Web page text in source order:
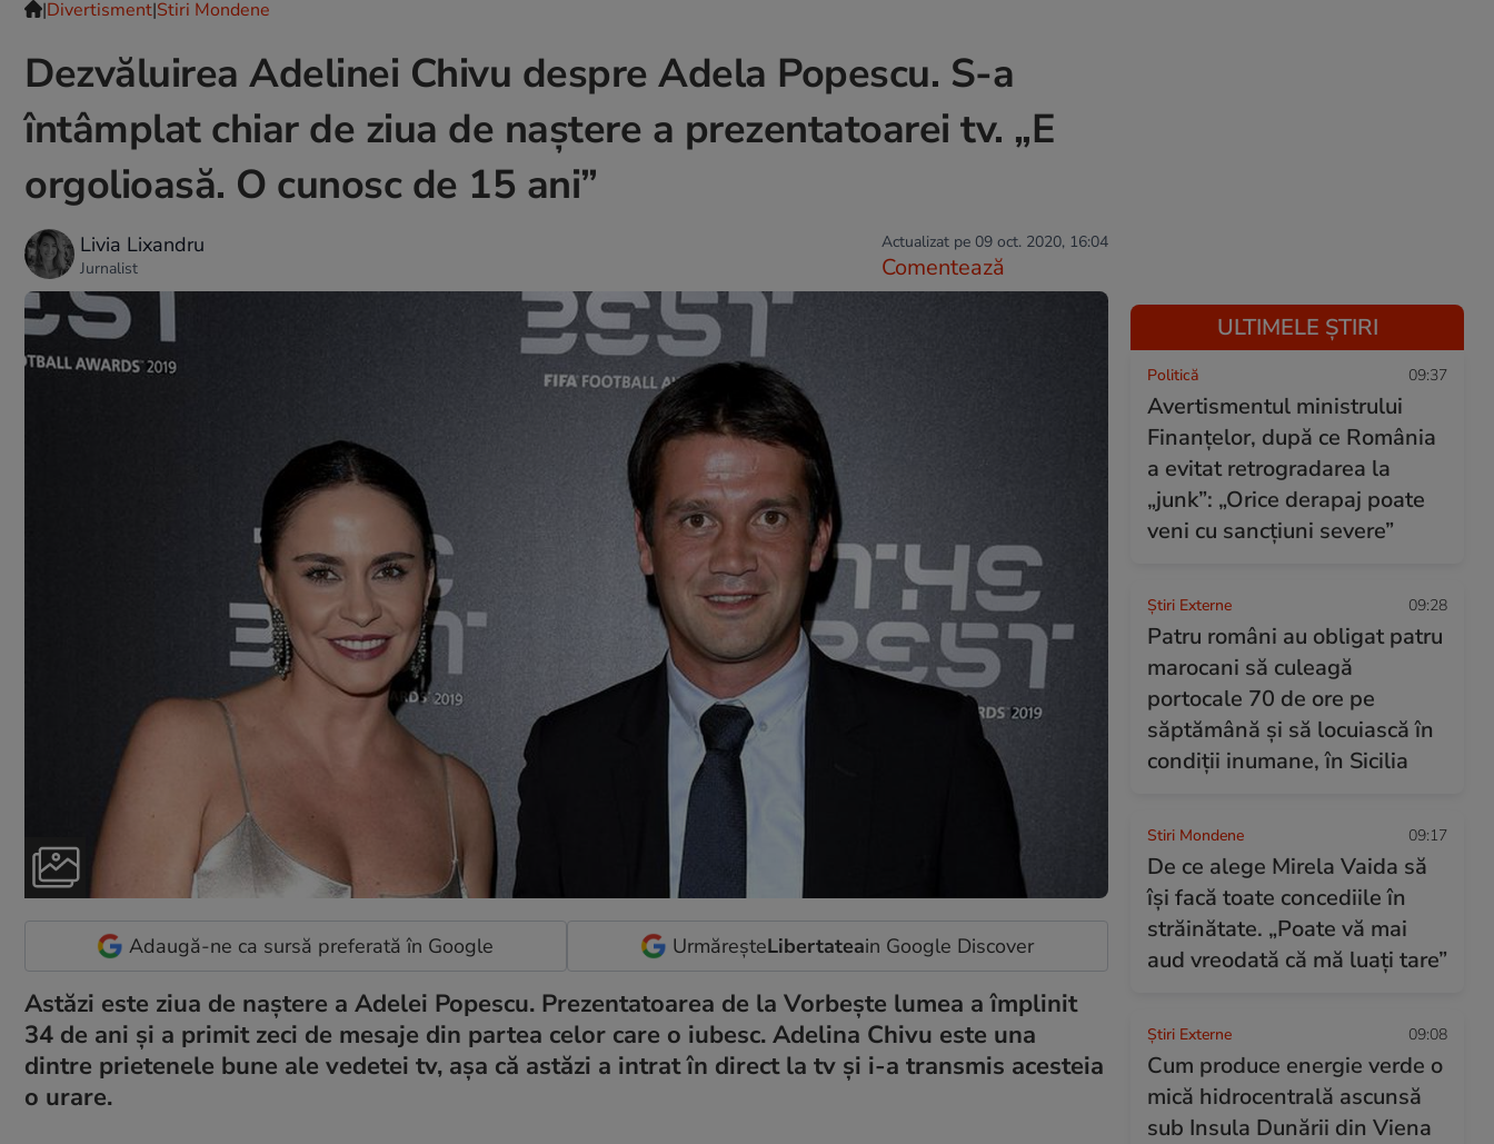
|Divertisment|Stiri Mondene
Dezvăluirea Adelinei Chivu despre Adela Popescu. S-a
întâmplat chiar de ziua de naștere a prezentatoarei tv. „E
orgolioasă. O cunosc de 15 ani”
Livia Lixandru
Jurnalist
Actualizat pe 09 oct. 2020, 16:04
Comentează
Adaugă-ne ca sursă preferată în Google UrmăreșteLibertateain Google Discover
Astăzi este ziua de naștere a Adelei Popescu. Prezentatoarea de la Vorbește lumea a împlinit
34 de ani și a primit zeci de mesaje din partea celor care o iubesc. Adelina Chivu este una
dintre prietenele bune ale vedetei tv, așa că astăzi a intrat în direct la tv și i-a transmis acesteia
o urare.
ULTIMELE ȘTIRI
Politică 09:37
Avertismentul ministrului
Finanțelor, după ce România
a evitat retrogradarea la
„junk”: „Orice derapaj poate
veni cu sancțiuni severe”
Știri Externe 09:28
Patru români au obligat patru
marocani să culeagă
portocale 70 de ore pe
săptămână și să locuiască în
condiții inumane, în Sicilia
Stiri Mondene 09:17
De ce alege Mirela Vaida să
își facă toate concediile în
străinătate. „Poate vă mai
aud vreodată că mă luați tare”
Știri Externe 09:08
Cum produce energie verde o
mică hidrocentrală ascunsă
sub Insula Dunării din Viena